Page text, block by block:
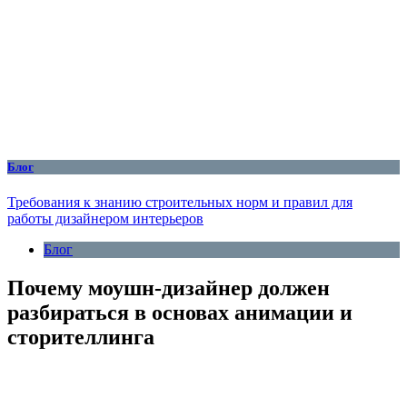
Блог
Требования к знанию строительных норм и правил для
работы дизайнером интерьеров
Блог
Почему моушн-дизайнер должен
разбираться в основах анимации и
сторителлинга